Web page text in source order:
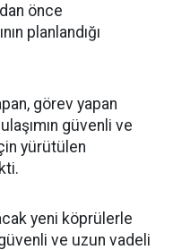
önce
planlandığı
görev yapan
güvenli ve
yürütülen
yeni köprülerle
ve uzun vadeli